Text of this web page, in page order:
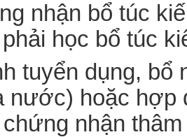
nhận bổ túc
học bổ túc
tuyển dụng, bổ
nước) hoặc hợp
nhận